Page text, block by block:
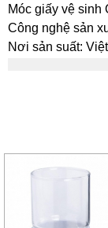
Móc giấy vệ sinh
Công nghệ sản
Nơi sản suất: